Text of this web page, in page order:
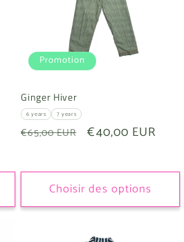
Promotion
Ginger Hiver
6 years 7 years
Prix
€65,00 EUR
Prix
€40,00 EUR
Choisir des options